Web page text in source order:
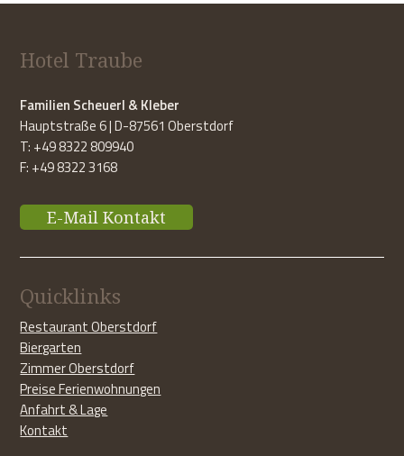
Hotel Traube
Familien Scheuerl & Kleber
Hauptstraße 6 | D-87561 Oberstdorf
T: +49 8322 809940
F: +49 8322 3168
E-Mail Kontakt
Quicklinks
Restaurant Oberstdorf
Biergarten
Zimmer Oberstdorf
Preise Ferienwohnungen
Anfahrt & Lage
Kontakt